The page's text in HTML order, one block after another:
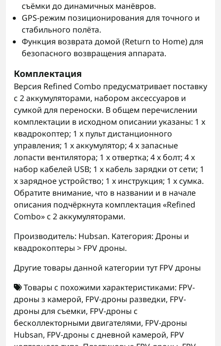
съёмки до динамичных манёвров.
GPS‑режим позиционирования для точного и
стабильного полёта.
Функция возврата домой (Return to Home) для
безопасного возвращения аппарата.
Комплектация
Версия Refined Combo предусматривает поставку
с 2 аккумуляторами, набором аксессуаров и
сумкой для переноски. В общем перечислении
комплектации в исходном описании указаны: 1 x
квадрокоптер; 1 x пульт дистанционного
управления; 1 x аккумулятор; 4 x запасные
лопасти вентилятора; 1 x отвертка; 4 x болт; 4 x
набор кабелей USB; 1 x кабель зарядки от сети; 1
x зарядное устройство; 1 x инструкция; 1 x сумка.
Обратите внимание, что в названии и в начале
описания подчёркнута комплектация «Refined
Combo» с 2 аккумуляторами.
Производитель: Hubsan. Категория: Дроны и
квадрокоптеры > FPV дроны.
Другие товары данной категории тутFPV дроны
Товары с похожими характеристиками: FPV-
дроны з камерой, FPV-дроны разведки, FPV-
дроны для съемки, FPV-дроны с
бесколлекторными двигателями, FPV-дроны
Hubsan, FPV-дроны с дневной камерой, FPV